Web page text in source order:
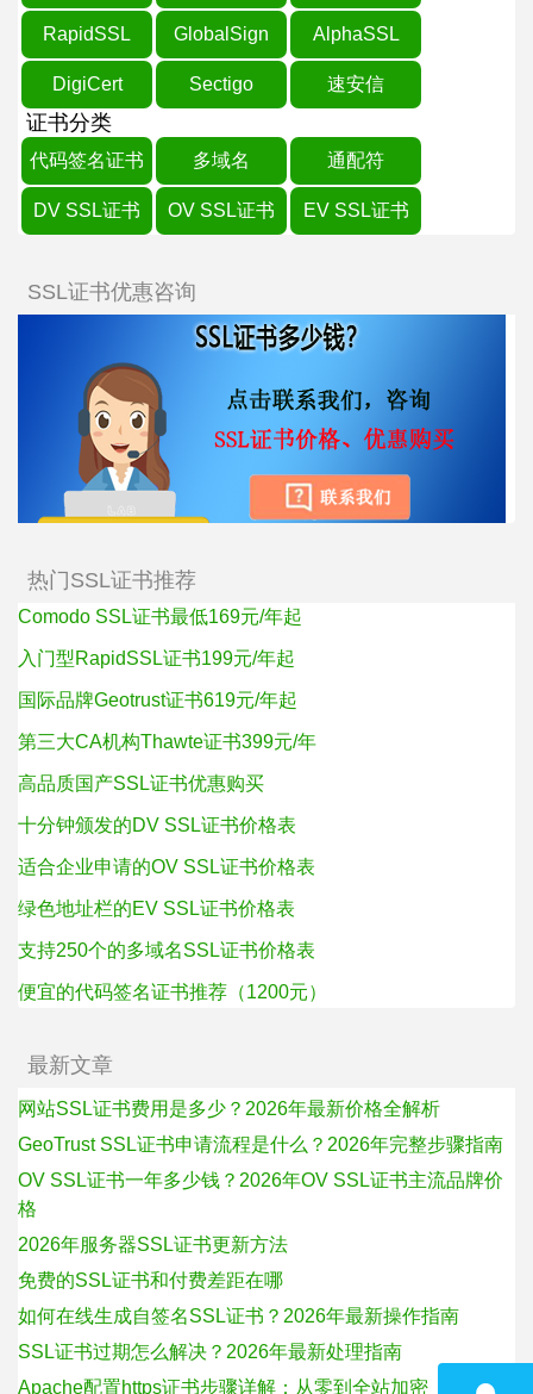
RapidSSL GlobalSign AlphaSSL
DigiCert Sectigo 速安信
证书分类
代码签名证书 多域名 通配符
DV SSL证书 OV SSL证书 EV SSL证书
SSL证书优惠咨询
热门SSL证书推荐
Comodo SSL证书最低169元/年起
入门型RapidSSL证书199元/年起
国际品牌Geotrust证书619元/年起
第三大CA机构Thawte证书399元/年
高品质国产SSL证书优惠购买
十分钟颁发的DV SSL证书价格表
适合企业申请的OV SSL证书价格表
绿色地址栏的EV SSL证书价格表
支持250个的多域名SSL证书价格表
便宜的代码签名证书推荐（1200元）
最新文章
网站SSL证书费用是多少？2026年最新价格全解析
GeoTrust SSL证书申请流程是什么？2026年完整步骤指南
OV SSL证书一年多少钱？2026年OV SSL证书主流品牌价
格
2026年服务器SSL证书更新方法
免费的SSL证书和付费差距在哪
如何在线生成自签名SSL证书？2026年最新操作指南
SSL证书过期怎么解决？2026年最新处理指南
Apache配置https证书步骤详解：从零到全站加密